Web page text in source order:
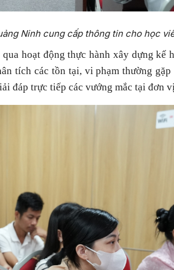
Ninh cung cấp thông tin cho học
hoạt động thực hành xây dựng kế
tích các tồn tại, vi phạm thường
đáp trực tiếp các vướng mắc tại đơn